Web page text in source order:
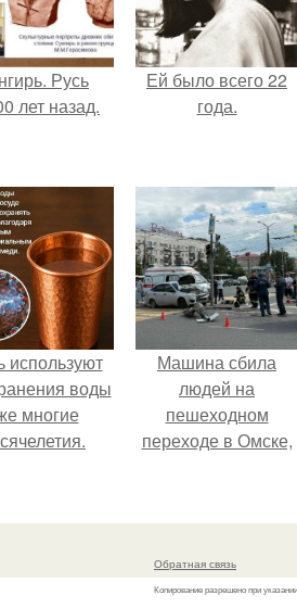
Русь
лет назад.
Ей было всего 22
года.
используют
воды
многие
Машина сбила
людей на
пешеходном
переходе в Омске,
Обратная связь
Копирование разрешено при